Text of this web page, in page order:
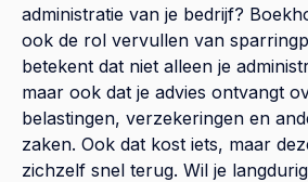
administratie van je bedrijf?
ook de rol vervullen van
betekent dat niet alleen je
maar ook dat je advies ontvangt
belastingen, verzekeringen en
zaken. Ook dat kost iets, maar
zichzelf snel terug. Wil je